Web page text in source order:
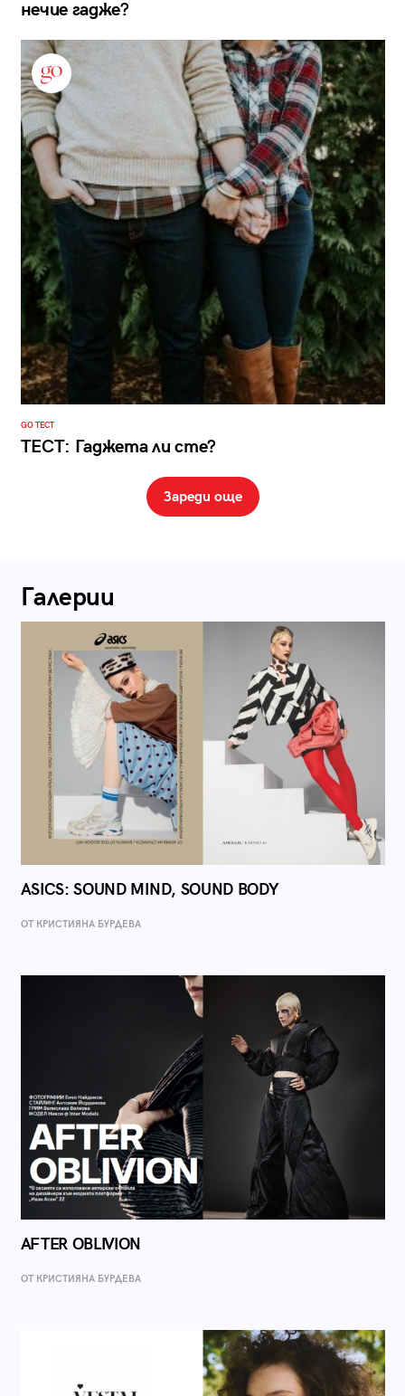
нечие гадже?
GO ТЕСТ
ТЕСТ: Гаджета ли сте?
Зареди още
Галерии
ASICS: SOUND MIND, SOUND BODY
ОТ КРИСТИЯНА БУРДЕВА
AFTER OBLIVION
ОТ КРИСТИЯНА БУРДЕВА